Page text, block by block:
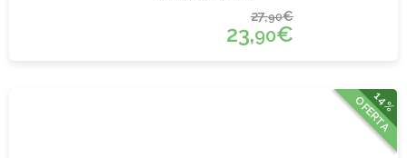
27,90€
23,90€
14%
OFERTA